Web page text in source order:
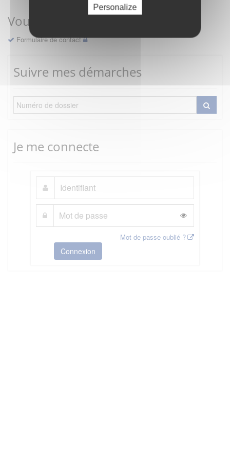
Personalize
Vous avez une question ?
Formulaire de contact
Suivre mes démarches
Je me connecte
Mot de passe oublié ?
Connexion